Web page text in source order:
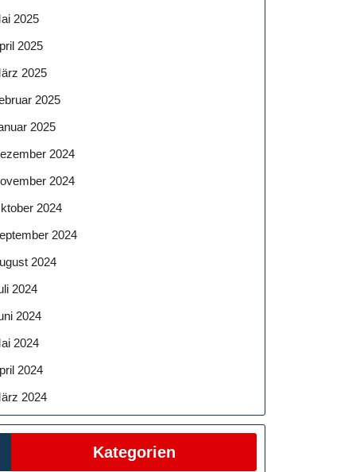
2025
2025
2025
2025
2025
2024
2024
2024
2024
2024
2024
2024
2024
2024
2024
Kategorien